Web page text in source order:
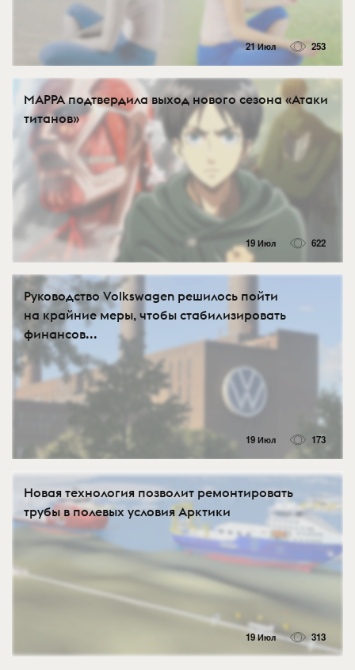
21 Июл 253
MAPPA подтвердила выход нового сезона «Атаки
титанов»
19 Июл 622
Руководство Volkswagen решилось пойти
на крайние меры, чтобы стабилизировать
финансов...
19 Июл 173
Новая технология позволит ремонтировать
трубы в полевых условия Арктики
19 Июл 313